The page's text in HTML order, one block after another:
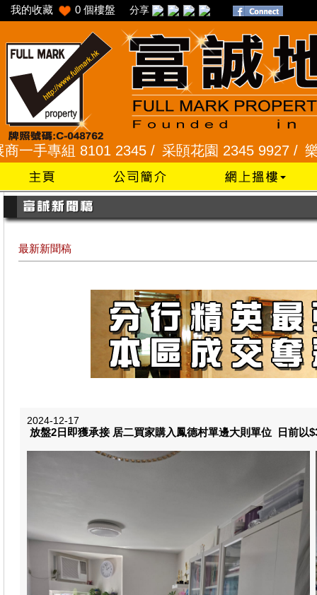
我的收藏 0 個樓盤 分享
2345 / 采頣花園 2345 9927 / 樂富 2321
最新新聞稿
2024-12-17
放盤2日即獲承接 居二買家購入鳳德村單邊大則單位 日前以